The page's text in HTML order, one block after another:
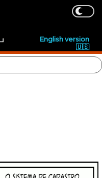
English version
🇺🇸